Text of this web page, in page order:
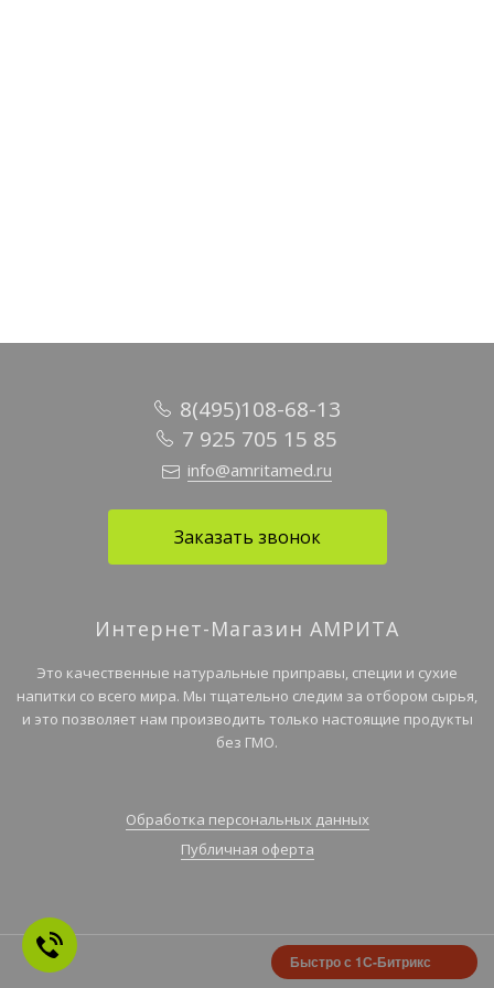
8(495)108-68-13
7 925 705 15 85
info@amritamed.ru
Заказать звонок
Интернет-Магазин АМРИТА
Это качественные натуральные приправы, специи и сухие
напитки со всего мира. Мы тщательно следим за отбором сырья,
и это позволяет нам производить только настоящие продукты
без ГМО.
Обработка персональных данных
Публичная оферта
Быстро с 1С-Битрикс